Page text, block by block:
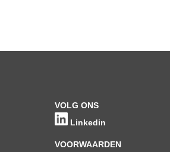
VOLG ONS
Linkedin
VOORWAARDEN